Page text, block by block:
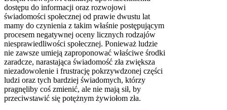
dostępu do informacji oraz rozwojowi
świadomości społecznej od prawie dwustu lat
mamy do czynienia z takim właśnie postępującym
procesem negatywnej oceny licznych rodzajów
niesprawiedliwości społecznej. Ponieważ ludzie
nie zawsze umieją zaproponować właściwe środki
zaradcze, narastająca świadomość zła zwiększa
niezadowolenie i frustrację pokrzywdzonej części
ludzi oraz tych bardziej świadomych, którzy
pragnęliby coś zmienić, ale nie mają sił, by
przeciwstawić się potężnym żywiołom zła.